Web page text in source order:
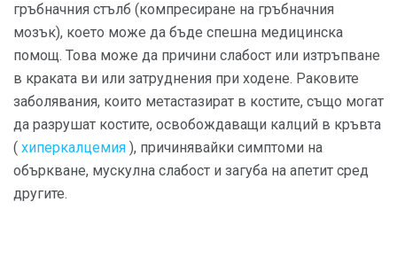
гръбначния стълб (компресиране на гръбначния
мозък), което може да бъде спешна медицинска
помощ. Това може да причини слабост или изтръпване
в краката ви или затруднения при ходене. Раковите
заболявания, които метастазират в костите, също могат
да разрушат костите, освобождаващи калций в кръвта
( хиперкалцемия ), причинявайки симптоми на
объркване, мускулна слабост и загуба на апетит сред
другите.